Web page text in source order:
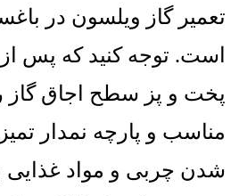
تعمیر گاز ویلسون در
است. توجه کنید که پس
پخت و پز سطح اجاق گاز
مناسب و پارچه نمدار تمیز
شدن چربی و مواد غذایی